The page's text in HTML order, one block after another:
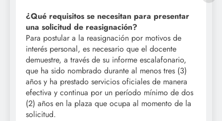
¿Qué requisitos se necesitan para presentar
una solicitud de reasignación?
Para postular a la reasignación por motivos de
interés personal, es necesario que el docente
demuestre, a través de su informe escalafonario,
que ha sido nombrado durante al menos tres (3)
años y ha prestado servicios oficiales de manera
efectiva y continua por un período mínimo de dos
(2) años en la plaza que ocupa al momento de la
solicitud.